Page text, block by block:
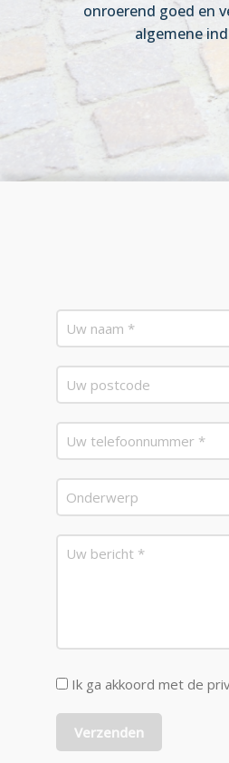
onroerend goed en
algemene
Ik ga akkoord met de